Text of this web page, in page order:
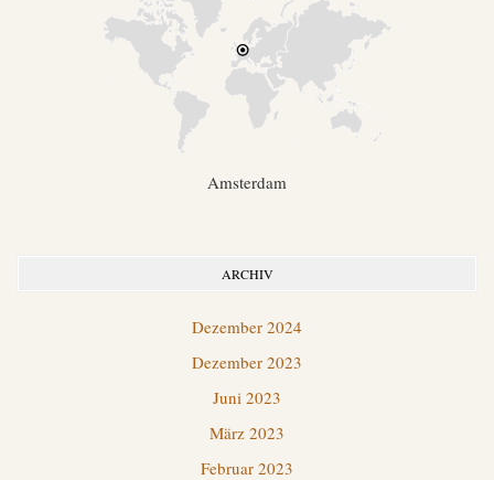
Amsterdam
ARCHIV
Dezember 2024
Dezember 2023
Juni 2023
März 2023
Februar 2023